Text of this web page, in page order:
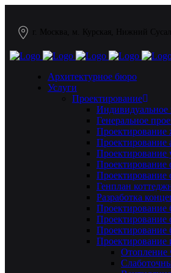
г. Москва, м. Курская, Нижний
Архитектурное бюро
Услуги
Проектирование
Индивидуальное
Генеральное
Проектирование
Проектирование
Проектирование
Проектирование
Генплан
Разработка
Проектирование
Проектирование
Проектирование
Проектирование
Отопление